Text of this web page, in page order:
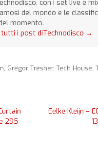
con i set live e
del mondo e le
momento.
tutti i post diTechnodisco →
, Gregor Tresher, Tech House,
295
Eelke Kleijn –